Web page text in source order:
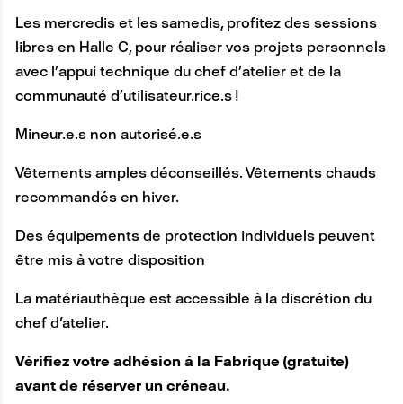
Les mercredis et les samedis, profitez des sessions
libres en Halle C, pour réaliser vos projets personnels
avec l’appui technique du chef d’atelier et de la
communauté d’utilisateur.rice.s !
Mineur.e.s non autorisé.e.s
Vêtements amples déconseillés. Vêtements chauds
recommandés en hiver.
Des équipements de protection individuels peuvent
être mis à votre disposition
La matériauthèque est accessible à la discrétion du
chef d'atelier.
Vérifiez votre adhésion à la Fabrique (gratuite)
avant de réserver un créneau.